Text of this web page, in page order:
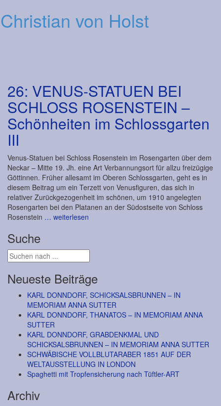
Christian von Holst
26: VENUS-STATUEN BEI
SCHLOSS ROSENSTEIN –
Schönheiten im Schlossgarten
III
Venus-Statuen bei Schloss Rosenstein im Rosengarten über dem
Neckar – Mitte 19. Jh. eine Art Verbannungsort für allzu freizügige
Göttinnen. Früher allesamt im Oberen Schlossgarten, geht es in
diesem Beitrag um ein Terzett von Venusfiguren, das sich in
relativer Zurückgezogenheit im schönen, um 1910 angelegten
Rosengarten bei den Platanen an der Südostseite von Schloss
Rosenstein … weiterlesen
Suche
Neueste Beiträge
KARL DONNDORF, SCHICKSALSBRUNNEN – IN
MEMORIAM ANNA SUTTER
KARL DONNDORF, THANATOS – IN MEMORIAM ANNA
SUTTER
KARL DONNDORF, GRABDENKMAL UND
SCHICKSALSBRUNNEN – IN MEMORIAM ANNA SUTTER
SCHWÄBISCHE VOLLBLUTARABER 1851 AUF DER
WELTAUSSTELLUNG IN LONDON
Spaghetti mit Tropfensicherung nach Tüftler-ART
Archiv